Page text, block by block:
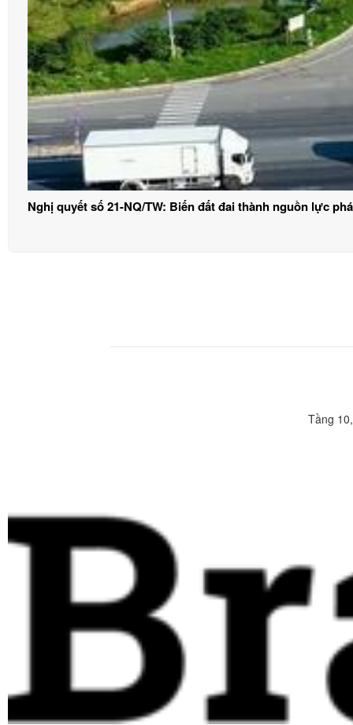
Nghị quyết số 21-NQ/TW: Biến đất đai thành nguồn lực
Tầng